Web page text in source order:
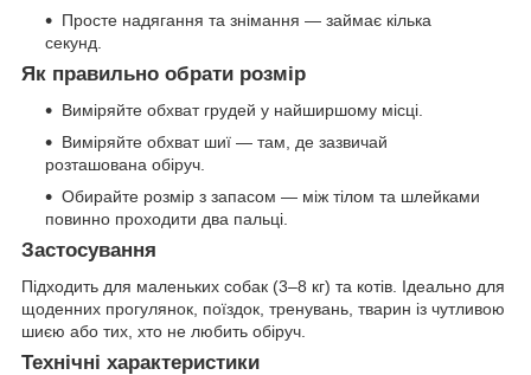
Просте надягання та знімання — займає кілька
секунд.
Як правильно обрати розмір
Виміряйте обхват грудей у найширшому місці.
Виміряйте обхват шиї — там, де зазвичай
розташована обіруч.
Обирайте розмір з запасом — між тілом та шлейками
повинно проходити два пальці.
Застосування
Підходить для маленьких собак (3–8 кг) та котів. Ідеально для
щоденних прогулянок, поїздок, тренувань, тварин із чутливою
шиєю або тих, хто не любить обіруч.
Технічні характеристики